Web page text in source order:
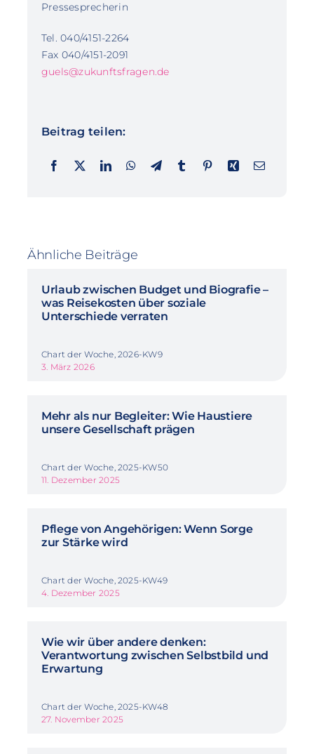
Pressesprecherin
Tel. 040/4151-2264
Fax 040/4151-2091
guels@zukunftsfragen.de
Beitrag teilen:
Ähnliche Beiträge
Urlaub zwischen Budget und Biografie –
was Reisekosten über soziale
Unterschiede verraten
Chart der Woche, 2026-KW9
3. März 2026
Mehr als nur Begleiter: Wie Haustiere
unsere Gesellschaft prägen
Chart der Woche, 2025-KW50
11. Dezember 2025
Pflege von Angehörigen: Wenn Sorge
zur Stärke wird
Chart der Woche, 2025-KW49
4. Dezember 2025
Wie wir über andere denken:
Verantwortung zwischen Selbstbild und
Erwartung
Chart der Woche, 2025-KW48
27. November 2025